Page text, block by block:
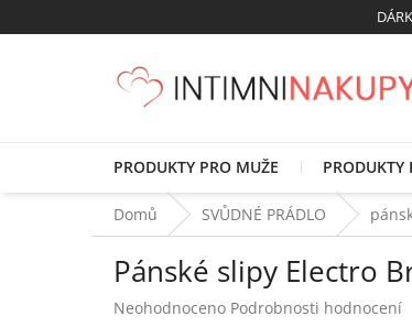
na
PRODUKTY PRO MUŽE PRODUKTY
Domů SVŮDNÉ PRÁDLO
Pánské slipy Electro
Průměrné
Neohodnoceno Podrobnosti hodnocení